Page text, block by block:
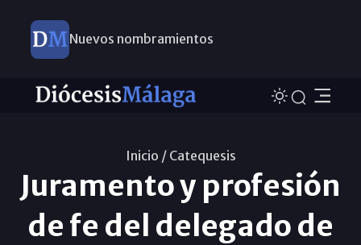
Nuevos nombramientos
Inicio / Catequesis
Juramento y profesión
de fe del delegado de